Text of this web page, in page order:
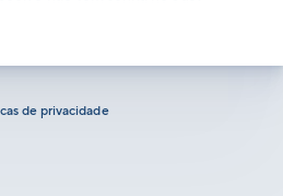
de privacidade